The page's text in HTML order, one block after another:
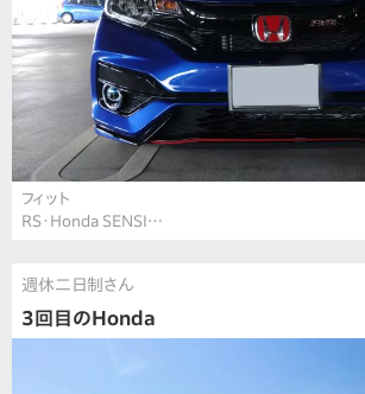
フィット
RS・Honda SENSI…
週休二日制さん
3回目のHonda